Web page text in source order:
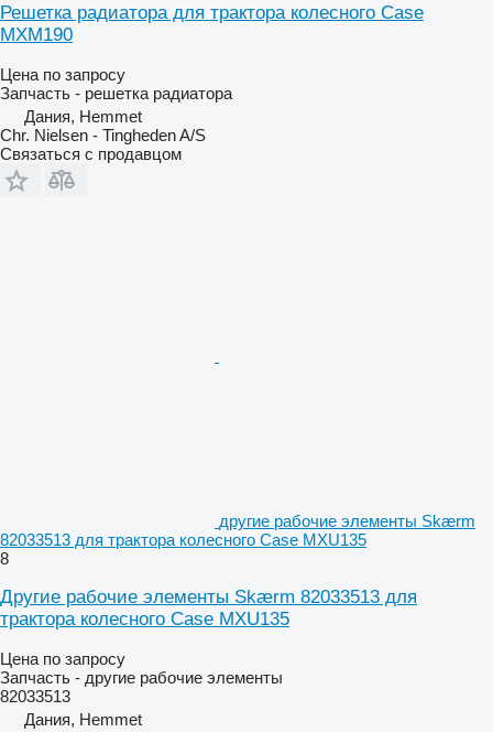
Решетка радиатора для трактора колесного Case
MXM190
Цена по запросу
Запчасть - решетка радиатора
Дания, Hemmet
Chr. Nielsen - Tingheden A/S
Связаться с продавцом
другие рабочие элементы Skærm
82033513 для трактора колесного Case MXU135
8
Другие рабочие элементы Skærm 82033513 для
трактора колесного Case MXU135
Цена по запросу
Запчасть - другие рабочие элементы
82033513
Дания, Hemmet